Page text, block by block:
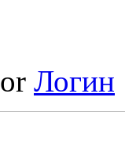
or Логин